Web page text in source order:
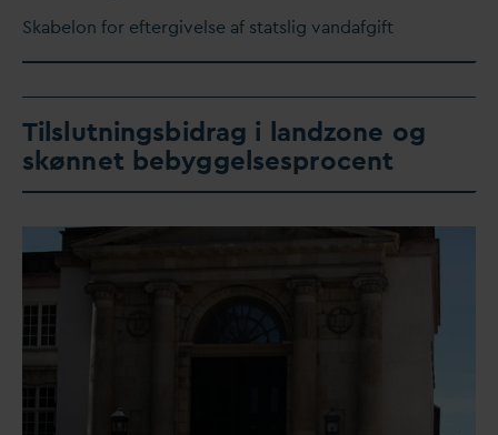
Skabelon for eftergivelse af statslig vandafgift
Tilslutningsbidrag i landzone og
skønnet bebyggelsesprocent